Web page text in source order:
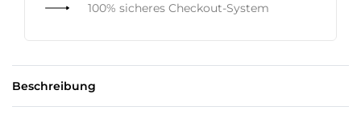
100% sicheres Checkout-System
Beschreibung